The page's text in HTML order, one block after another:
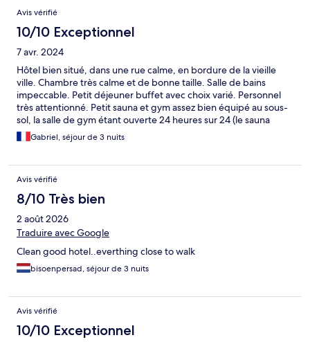
Avis vérifié
10/10 Exceptionnel
7 avr. 2024
Hôtel bien situé, dans une rue calme, en bordure de la vieille
ville. Chambre très calme et de bonne taille. Salle de bains
impeccable. Petit déjeuner buffet avec choix varié. Personnel
très attentionné. Petit sauna et gym assez bien équipé au sous-
sol, la salle de gym étant ouverte 24 heures sur 24 (le sauna
ferme généralement à 22h00).
Gabriel, séjour de 3 nuits
Avis vérifié
8/10 Très bien
2 août 2026
Traduire avec Google
Clean good hotel..everthing close to walk
bisoenpersad, séjour de 3 nuits
Avis vérifié
10/10 Exceptionnel